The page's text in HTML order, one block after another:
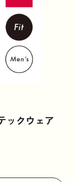
ックウェア